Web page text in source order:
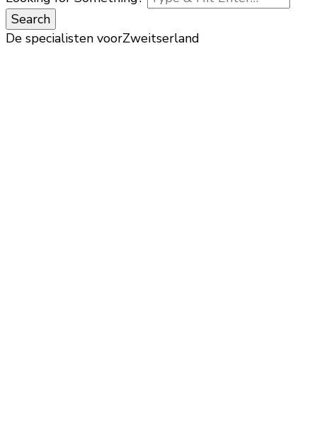
De specialisten voorZweitserland